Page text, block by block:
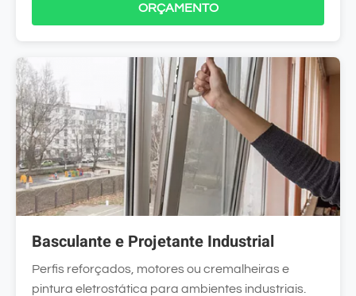
ORÇAMENTO
Basculante e Projetante Industrial
Perfis reforçados, motores ou cremalheiras e
pintura eletrostática para ambientes industriais.